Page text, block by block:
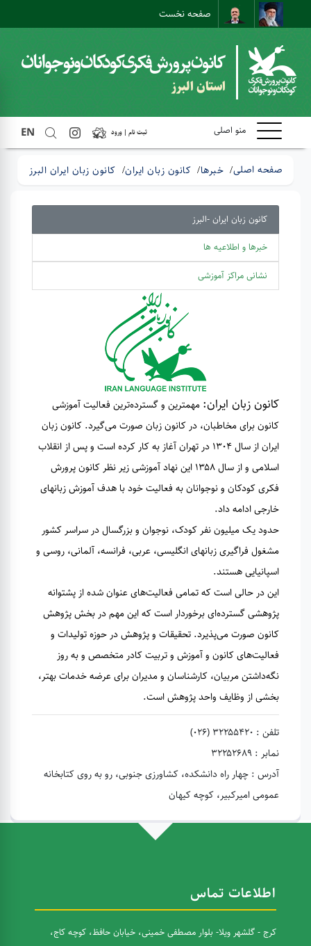
صفحه نخست
ارتباط با ما
نقشه سایت
استان البرز
منو اصلی EN ثبت نام | ورود
صفحه اصلی خبرها کانون زبان ایران کانون زبان ایران البرز
کانون زبان ایران -البرز
خبرها و اطلاعیه ها
نشانی مراکز آموزشی
کانون زبان ایران: مهمترین و گسترده‌ترین فعالیت آموزشی
کانون برای مخاطبان، در کانون زبان صورت می‌گیرد. کانون زبان
ایران از سال ۱۳۰۴ در تهران آغاز به کار کرده است و پس از انقلاب
اسلامی و از سال ۱۳۵۸ این نهاد آموزشی زیر نظر کانون پرورش
فکری کودکان و نوجوانان به فعالیت خود با هدف آموزش زبانهای
خارجی ادامه داد.
حدود یک میلیون نفر کودک، نوجوان و بزرگسال در سراسر کشور
مشغول فراگیری زبانهای انگلیسی، عربی، فرانسه، آلمانی، روسی و
اسپانیایی هستند.
این در حالی است که تمامی فعالیت‌های عنوان شده از پشتوانه
پژوهشی گسترده‌ای برخوردار است که این مهم در بخش پژوهش
کانون صورت می‌پذیرد. تحقیقات و پژوهش در حوزه تولیدات و
فعالیت‌های کانون و آموزش و تربیت کادر متخصص و به روز
نگه‌داشتن مربیان، کارشناسان و مدیران برای عرضه خدمات بهتر،
بخشی از وظایف واحد پژوهش است.
تلفن : ۳۲۲۵۵۴۲۰ (۰۲۶)
نمابر : ۳۲۲۵۲۶۸۹
آدرس : چهار راه دانشکده، کشاورزی جنوبی، رو به روی کتابخانه
عمومی امیرکبیر، کوچه کیهان
اطلاعات تماس
کرج - گلشهر ویلا- بلوار مصطفی خمینی، خیابان حافظ، کوچه کاج،